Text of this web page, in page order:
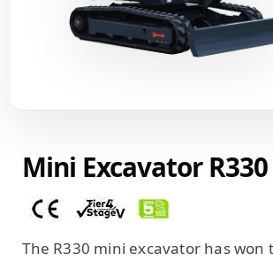
Mini Excavator R330
The R330 mini excavator has